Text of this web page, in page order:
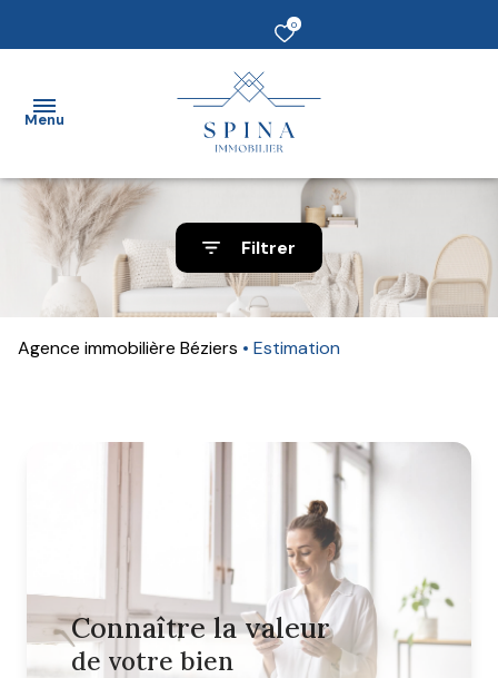
0
Menu
Accueil
vendre
Acheter
connaître
contacter
Filtrer
Agence immobilière Béziers Estimation
Connaître la valeur
de votre bien